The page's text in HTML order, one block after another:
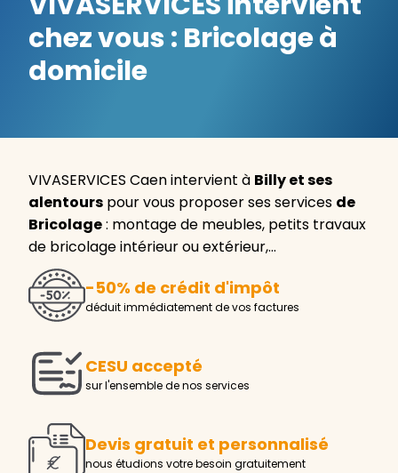
chez vous : Bricolage à
domicile
VIVASERVICES Caen intervient à Billy et ses
alentours pour vous proposer ses services de
Bricolage: montage de meubles, petits travaux
de bricolage intérieur ou extérieur,…
-50% de crédit d'impôt
déduit immédiatement de vos factures
CESU accepté
sur l'ensemble de nos services
Devis gratuit et personnalisé
nous étudions votre besoin gratuitement